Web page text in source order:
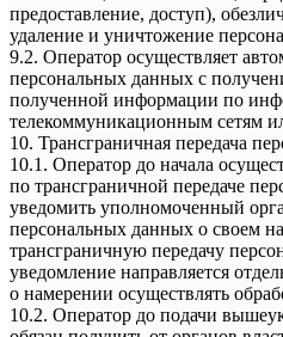
предоставление, доступ),
удаление и уничтожение
9.2. Оператор осуществляет
персональных данных с
полученной информации по
телекоммуникационным сетям
10. Трансграничная передача
10.1. Оператор до начала
по трансграничной передаче
уведомить уполномоченный
персональных данных о своем
трансграничную передачу
уведомление направляется
о намерении осуществлять
10.2. Оператор до подачи